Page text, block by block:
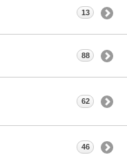
13
88
62
46